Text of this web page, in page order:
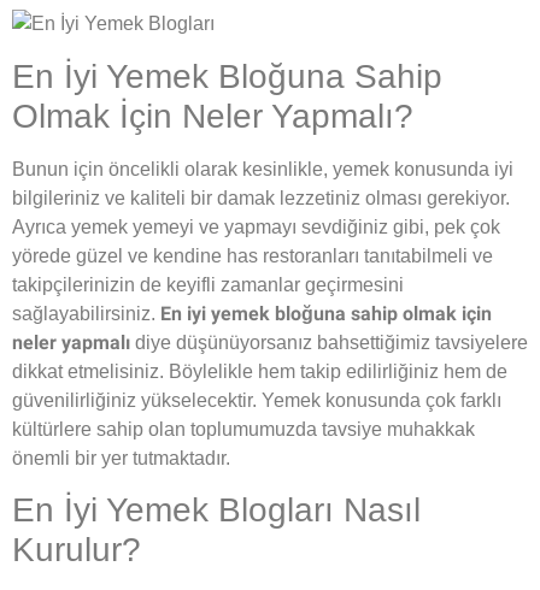
En İyi Yemek Bloğuna Sahip
Olmak İçin Neler Yapmalı?
Bunun için öncelikli olarak kesinlikle, yemek konusunda iyi
bilgileriniz ve kaliteli bir damak lezzetiniz olması gerekiyor.
Ayrıca yemek yemeyi ve yapmayı sevdiğiniz gibi, pek çok
yörede güzel ve kendine has restoranları tanıtabilmeli ve
takipçilerinizin de keyifli zamanlar geçirmesini
sağlayabilirsiniz. En iyi yemek bloğuna sahip olmak için
neler yapmalı diye düşünüyorsanız bahsettiğimiz tavsiyelere
dikkat etmelisiniz. Böylelikle hem takip edilirliğiniz hem de
güvenilirliğiniz yükselecektir. Yemek konusunda çok farklı
kültürlere sahip olan toplumumuzda tavsiye muhakkak
önemli bir yer tutmaktadır.
En İyi Yemek Blogları Nasıl
Kurulur?